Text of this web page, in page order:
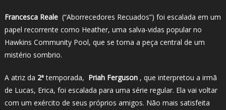
Francesca Reale(“Aborrecedores Recuados”) foi escalada em um
papel recorrente como Heather, uma salva-vidas popular no
Hawkins Community Pool, que se torna a peça central de um
mistério sombrio.
A atriz da 2ªtemporada, Priah Ferguson, que interpretou a irmã
de Lucas, Erica, foi escalada para uma série regular. Ela vai voltar
com um exército de seus próprios amigos. Não mais satisfeita